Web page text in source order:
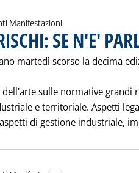
Manifestazioni
SE N'E'
martedì scorso la decima
dell'arte sulle normative grandi
e territoriale. Aspetti
di gestione industriale,